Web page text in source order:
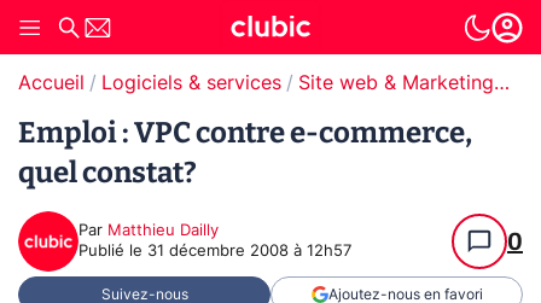
Accueil Logiciels & services Site web & Marketing Digital
Emploi : VPC contre e-commerce,
quel constat?
Par Matthieu Dailly
Publié le 31 décembre 2008 à 12h57 0
Suivez-nous Ajoutez-nous en favori